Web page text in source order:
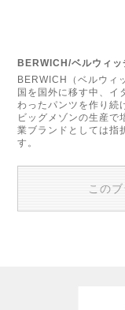
BERWICH/ベルウィッ
BERWICH（ベルウィ
国を国外に移す中、イ
わったパンツを作り続
ビッグメゾンの生産で
業ブランドとしては指
す。
この